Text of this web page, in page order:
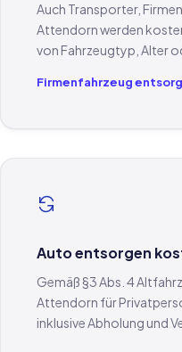
Auch Transporter,
Attendorn werden
von Fahrzeugtyp, Alter
Firmenfahrzeug
Auto entsorgen
Gemäß §3 Abs. 4
Attendorn für
inklusive Abholung und